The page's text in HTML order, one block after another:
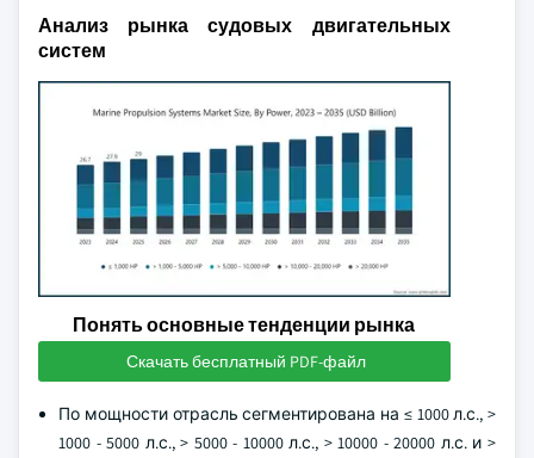
Анализ рынка судовых двигательных
систем
Понять основные тенденции рынка
Скачать бесплатный PDF-файл
По мощности отрасль сегментирована на ≤ 1000 л.с., >
1000 - 5000 л.с., > 5000 - 10000 л.с., > 10000 - 20000 л.с. и >